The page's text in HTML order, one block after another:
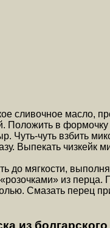
сливочное масло,
в формочку
Чуть-чуть взбить
чизкейк
мягкости,
из
Смазать перец
из